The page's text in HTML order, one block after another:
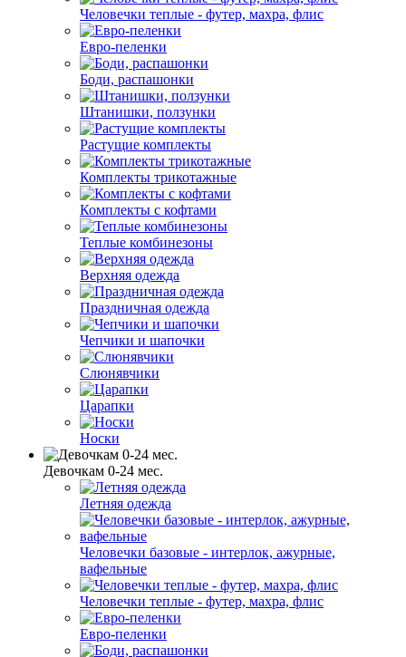
Человечки теплые - футер, махра, флис
Евро-пеленки
Боди, распашонки
Штанишки, ползунки
Растущие комплекты
Комплекты трикотажные
Комплекты с кофтами
Теплые комбинезоны
Верхняя одежда
Праздничная одежда
Чепчики и шапочки
Слюнявчики
Царапки
Носки
Девочкам 0-24 мес.
Летняя одежда
Человечки базовые - интерлок, ажурные,
вафельные
Человечки теплые - футер, махра, флис
Евро-пеленки